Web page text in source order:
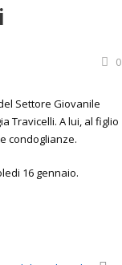
0
Settore Giovanile
Travicelli. A lui, al figlio
condoglianze.
16 gennaio.